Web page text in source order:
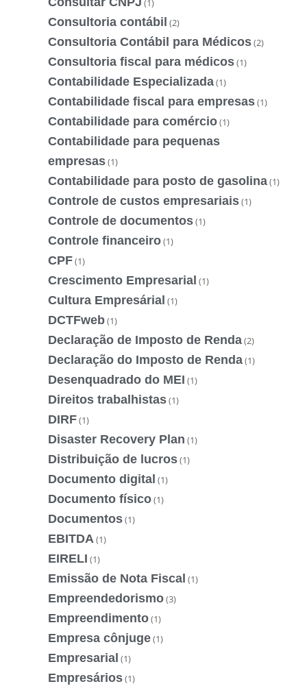
(1)
Consultoria contábil (2)
Consultoria Contábil para Médicos(2)
Consultoria fiscal para médicos(1)
Contabilidade Especializada(1)
Contabilidade fiscal para empresas(1)
Contabilidade para comércio(1)
Contabilidade para pequenas
empresas(1)
Contabilidade para posto de gasolina(1)
Controle de custos empresariais(1)
Controle de documentos(1)
Controle financeiro(1)
CPF(1)
Crescimento Empresarial (1)
Cultura Empresárial (1)
DCTFweb(1)
Declaração de Imposto de Renda(2)
Declaração do Imposto de Renda(1)
Desenquadrado do MEI (1)
Direitos trabalhistas(1)
DIRF(1)
Disaster Recovery Plan (1)
Distribuição de lucros(1)
Documento digital (1)
Documento físico(1)
Documentos(1)
EBITDA (1)
EIRELI (1)
Emissão de Nota Fiscal (1)
Empreendedorismo(3)
Empreendimento(1)
Empresa cônjuge(1)
Empresarial (1)
Empresários(1)